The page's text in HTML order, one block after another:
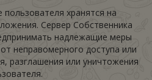
хранятся на
Сервер Собственника
надлежащие меры
неправомерного доступа или
разглашения или уничтожения